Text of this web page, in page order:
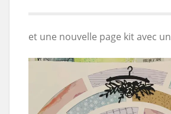
et une nouvelle page kit avec